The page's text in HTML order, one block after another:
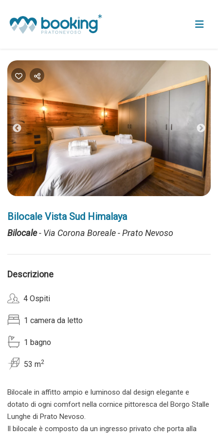
Previous
Bilocale Vista Sud Himalaya
Bilocale- Via Corona Boreale - Prato Nevoso
Descrizione
4 Ospiti
1 camera da letto
1 bagno
53 m2
Bilocale in affitto ampio e luminoso dal design elegante e
dotato di ogni comfort nella cornice pittoresca del Borgo Stalle
Lunghe di Prato Nevoso.
Il bilocale è composto da un ingresso privato che porta alla